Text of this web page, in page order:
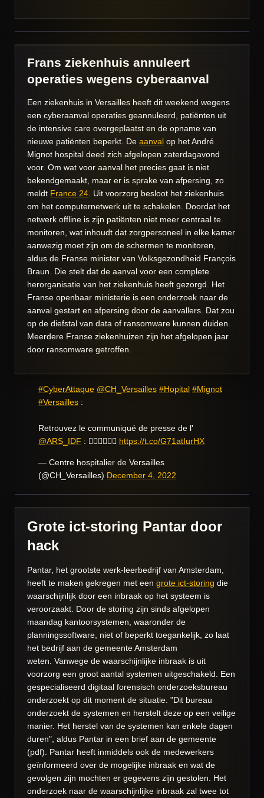
Frans ziekenhuis annuleert
operaties wegens cyberaanval
Een ziekenhuis in Versailles heeft dit weekend wegens
een cyberaanval operaties geannuleerd, patiënten uit
de intensive care overgeplaatst en de opname van
nieuwe patiënten beperkt. De aanval op het André
Mignot hospital deed zich afgelopen zaterdagavond
voor. Om wat voor aanval het precies gaat is niet
bekendgemaakt, maar er is sprake van afpersing, zo
meldt France 24 . Uit voorzorg besloot het ziekenhuis
om het computernetwerk uit te schakelen. Doordat het
netwerk offline is zijn patiënten niet meer centraal te
monitoren, wat inhoudt dat zorgpersoneel in elke kamer
aanwezig moet zijn om de schermen te monitoren,
aldus de Franse minister van Volksgezondheid François
Braun. Die stelt dat de aanval voor een complete
herorganisatie van het ziekenhuis heeft gezorgd. Het
Franse openbaar ministerie is een onderzoek naar de
aanval gestart en afpersing door de aanvallers. Dat zou
op de diefstal van data of ransomware kunnen duiden.
Meerdere Franse ziekenhuizen zijn het afgelopen jaar
door ransomware getroffen.
#CyberAttaque @CH_Versailles #Hopital #Mignot
#Versailles :
Retrouvez le communiqué de presse de l'
@ARS_IDF : 👇🏼👇🏼👇🏼 https://t.co/G71atIurHX
— Centre hospitalier de Versailles
(@CH_Versailles) December 4, 2022
Grote ict-storing Pantar door
hack
Pantar, het grootste werk-leerbedrijf van Amsterdam,
heeft te maken gekregen met een grote ict-storing die
waarschijnlijk door een inbraak op het systeem is
veroorzaakt. Door de storing zijn sinds afgelopen
maandag kantoorsystemen, waaronder de
planningssoftware, niet of beperkt toegankelijk, zo laat
het bedrijf aan de gemeente Amsterdam
weten. Vanwege de waarschijnlijke inbraak is uit
voorzorg een groot aantal systemen uitgeschakeld. Een
gespecialiseerd digitaal forensisch onderzoeksbureau
onderzoekt op dit moment de situatie. "Dit bureau
onderzoekt de systemen en herstelt deze op een veilige
manier. Het herstel van de systemen kan enkele dagen
duren", aldus Pantar in een brief aan de gemeente
(pdf). Pantar heeft inmiddels ook de medewerkers
geïnformeerd over de mogelijke inbraak en wat de
gevolgen zijn mochten er gegevens zijn gestolen. Het
onderzoek naar de waarschijnlijke inbraak zal twee tot